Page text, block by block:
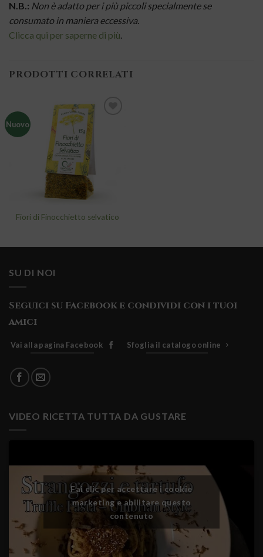
N.B.: Non è adatto per i più piccoli specialmente se
consumato in maniera eccessiva.
Clicca qui per saperne di più.
PRODOTTI CORRELATI
Nuovo
Fiori di Finocchietto selvatico
SU DI NOI
Seguici su Facebook e condividi con i tuoi
amici
Vai alla pagina Facebook Sfoglia il catalogo online
VIDEO RICETTA TUTTA DA GUSTARE
Fai clic per accettare i cookie
marketing e abilitare questo
contenuto